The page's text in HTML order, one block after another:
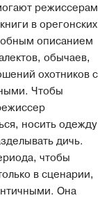
режиссерам
в орегонских
описанием
обычаев,
охотников с
Чтобы
носить одежду
дичь.
чтобы
в сценарии,
Она